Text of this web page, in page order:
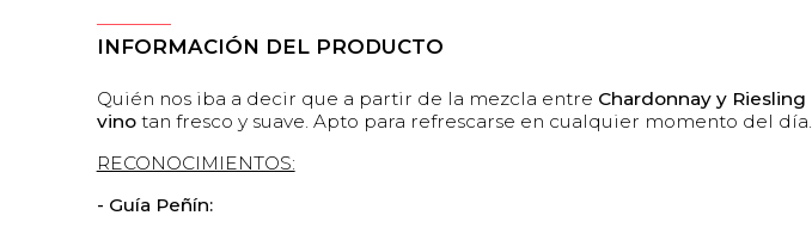
INFORMACIÓN DEL PRODUCTO
Quién nos iba a decir que a partir de la mezcla entre Chardonnay y Riesling
vinotan fresco y suave. Apto para refrescarse en cualquier momento del día.
RECONOCIMIENTOS:
- Guía Peñín: